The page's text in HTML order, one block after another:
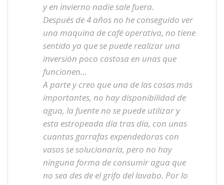
y en invierno nadie sale fuera.
Después de 4 años no he conseguido ver
una maquina de café operativa, no tiene
sentido ya que se puede realizar una
inversión poco costosa en unas que
funcionen…
A parte y creo que una de las cosas más
importantes, no hay disponibilidad de
agua, la fuente no se puede utilizar y
esta estropeada día tras día, con unas
cuantas garrafas expendedoras con
vasos se solucionaría, pero no hay
ninguna forma de consumir agua que
no sea des de el grifo del lavabo. Por lo